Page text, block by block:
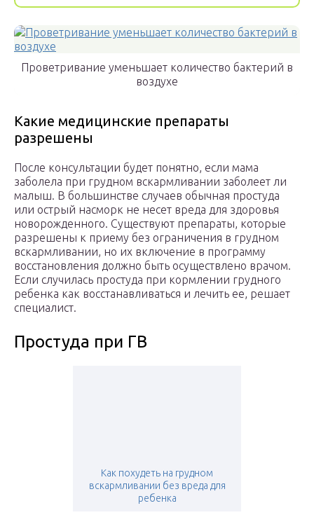
Проветривание уменьшает количество бактерий в
воздухе
Какие медицинские препараты
разрешены
После консультации будет понятно, если мама
заболела при грудном вскармливании заболеет ли
малыш. В большинстве случаев обычная простуда
или острый насморк не несет вреда для здоровья
новорожденного. Существуют препараты, которые
разрешены к приему без ограничения в грудном
вскармливании, но их включение в программу
восстановления должно быть осуществлено врачом.
Если случилась простуда при кормлении грудного
ребенка как восстанавливаться и лечить ее, решает
специалист.
Простуда при ГВ
Как похудеть на грудном
вскармливании без вреда для
ребенка